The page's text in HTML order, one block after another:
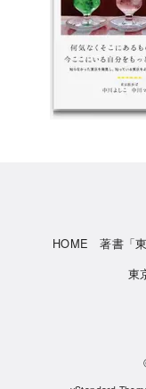
HOME
著書「
東